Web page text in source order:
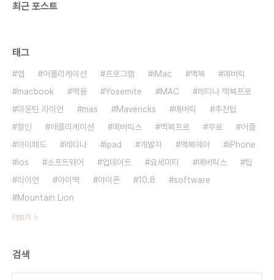
최근 포스트
태그
앱 어플리케이션 프로그램 iMac 맥북
메버릭
macbook
맥용 Yosemite MAC
레티나 맥북프로
마운틴 라이언
mas Mavericks 매버릭
추천팁
할인
애플리케이션 메버릭스 맥북프로 무료
어플
아이패드
레티나 ipad 개발자 맥북에어
iPhone
ios
소프트웨어 업데이트 요세미티 매버릭스
팁
라이언
아이맥 아이폰 10.8
software
Mountain Lion
더보기
검색